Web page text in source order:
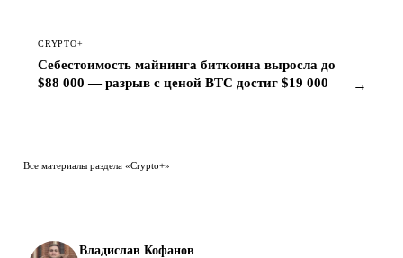
CRYPTO+
Себестоимость майнинга биткоина выросла до
$88 000 — разрыв с ценой BTC достиг $19 000
→
Все материалы раздела «Crypto+»
Владислав Кофанов